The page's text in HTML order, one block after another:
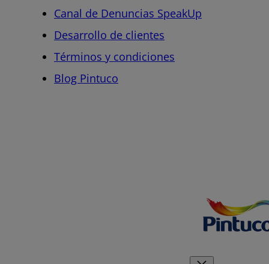
Canal de Denuncias SpeakUp
Desarrollo de clientes
Términos y condiciones
Blog Pintuco